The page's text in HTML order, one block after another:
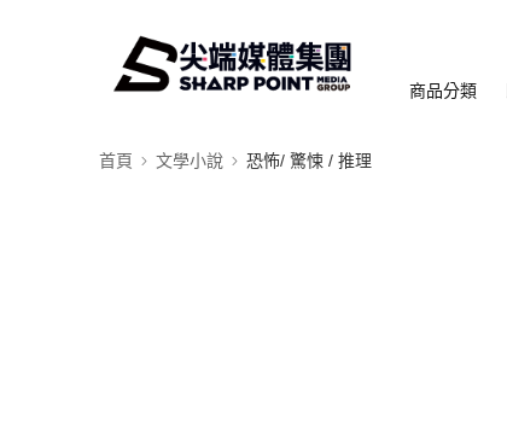
商品分類
首頁 文學小說 恐怖/ 驚悚 / 推理